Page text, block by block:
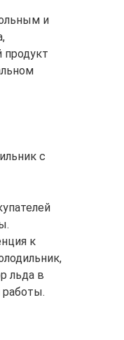
и
продукт
с
к
льда в
работы.